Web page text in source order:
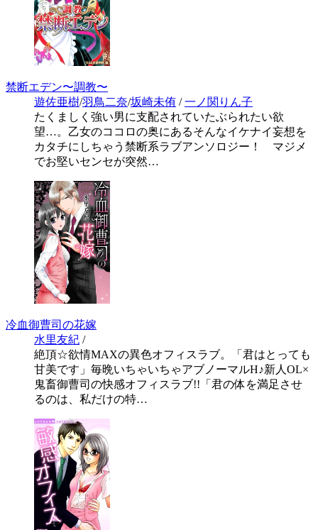
禁断エデン〜調教〜
遊佐亜樹/羽鳥二奈/坂崎未侑 /一ノ関りん子
たくましく強い男に支配されていたぶられたい欲
望…。乙女のココロの奥にあるそんなイケナイ妄想を
カタチにしちゃう禁断系ラブアンソロジー！ マジメ
でお堅いセンセが突然…
冷血御曹司の花嫁
水里友紀 /
絶頂☆欲情MAXの異色オフィスラブ。「君はとっても
甘美です」毎晩いちゃいちゃアブノーマルH♪新人OL×
鬼畜御曹司の快感オフィスラブ!!「君の体を満足させ
るのは、私だけの特…